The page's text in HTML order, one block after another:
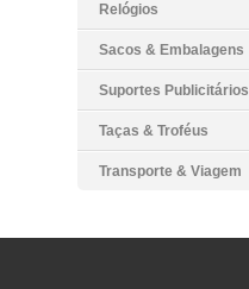
Relógios
Sacos & Embalagens
Suportes Publicitários
Taças & Troféus
Transporte & Viagem